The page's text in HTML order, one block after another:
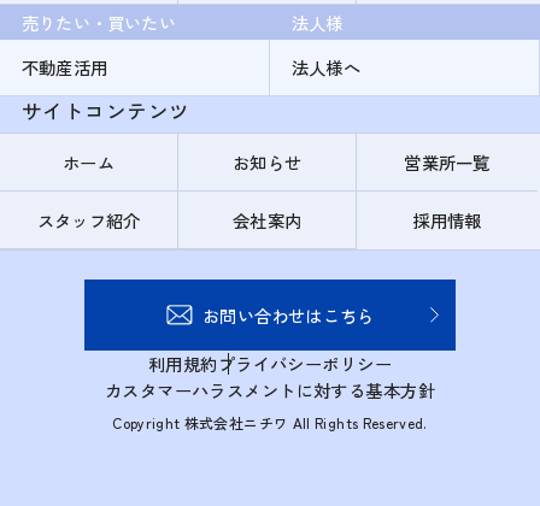
売りたい・買いたい
不動産活用
法人様
法人様へ
サイトコンテンツ
ホーム お知らせ 営業所一覧
スタッフ紹介 会社案内 採用情報
お問い合わせはこちら
利用規約プライバシーポリシー
カスタマーハラスメントに対する基本方針
Copyright 株式会社ニチワ All Rights Reserved.